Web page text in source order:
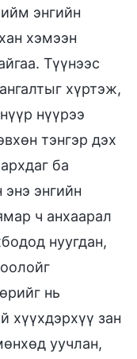
энгийн
хэмээн
Түүнээс
хүртэж,
нүүрээ
тэнгэр дэх
ба
энгийн
ч анхаарал
нуугдан,
нь
хүүхдэрхүү зан
уучлан,